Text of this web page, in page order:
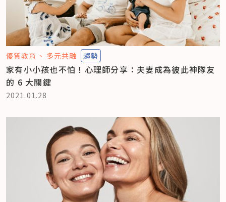
優質教育 多元共融 趨勢
家有小小孩也不怕！心理師分享：夫妻成為彼此神隊友
的 6 大關鍵
2021.01.28